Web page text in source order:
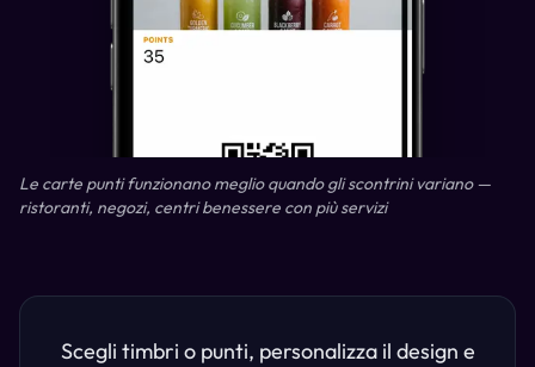
Le carte punti funzionano meglio quando gli scontrini variano —
ristoranti, negozi, centri benessere con più servizi
Scegli timbri o punti, personalizza il design e